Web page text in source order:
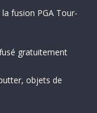
fusion PGA Tour-
gratuitement
objets de